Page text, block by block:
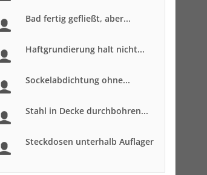
Bad fertig gefließt, aber...
Haftgrundierung halt nicht...
Sockelabdichtung ohne...
Stahl in Decke durchbohren...
Steckdosen unterhalb Auflager